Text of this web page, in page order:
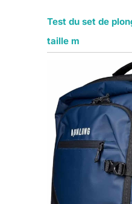
Test du set de
taille m